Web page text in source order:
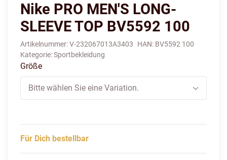
Nike PRO MEN'S LONG-
SLEEVE TOP BV5592 100
Artikelnummer:V-232067013A3403 HAN: BV5592 100
Kategorie:Sportbekleidung
Größe
Bitte wählen Sie eine Variation.
Für Dich bestellbar